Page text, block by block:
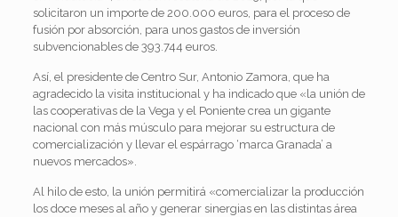
solicitaron un importe de 200.000 euros, para el proceso de
fusión por absorción, para unos gastos de inversión
subvencionables de 393.744 euros.
Así, el presidente de Centro Sur, Antonio Zamora, que ha
agradecido la visita institucional y ha indicado que «la unión de
las cooperativas de la Vega y el Poniente crea un gigante
nacional con más músculo para mejorar su estructura de
comercialización y llevar el espárrago ‘marca Granada’ a
nuevos mercados».
Al hilo de esto, la unión permitirá «comercializar la producción
los doce meses al año y generar sinergias en las distintas área